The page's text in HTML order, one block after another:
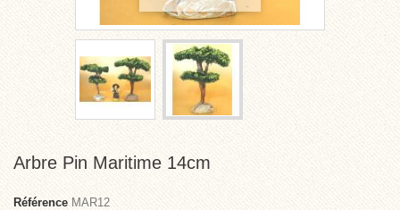
Arbre Pin Maritime 14cm
Référence MAR12